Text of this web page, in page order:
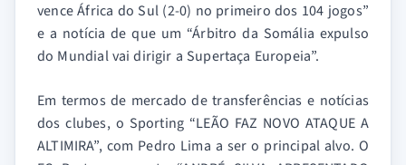
vence África do Sul (2-0) no primeiro dos 104 jogos”
e a notícia de que um “Árbitro da Somália expulso
do Mundial vai dirigir a Supertaça Europeia”.
Em termos de mercado de transferências e notícias
dos clubes, o Sporting “LEÃO FAZ NOVO ATAQUE A
ALTIMIRA”, com Pedro Lima a ser o principal alvo. O